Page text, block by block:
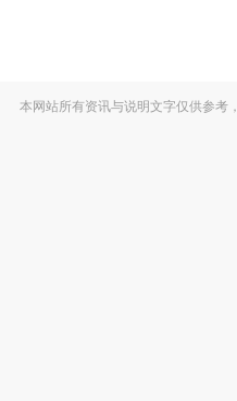
本网站所有资讯与说明文字仅供参考